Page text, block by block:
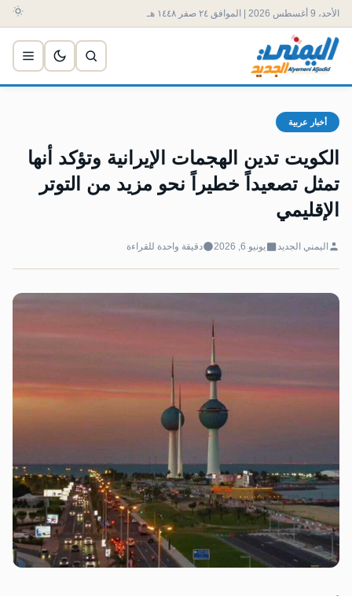
الأحد، 9 أغسطس 2026 | الموافق ٢٤ صفر ١٤٤٨ هـ
أخبار عربية
الكويت تدين الهجمات الإيرانية وتؤكد أنها
تمثل تصعيداً خطيراً نحو مزيد من التوتر
الإقليمي
اليمني الجديد يونيو 6, 2026 دقيقة واحدة للقراءة